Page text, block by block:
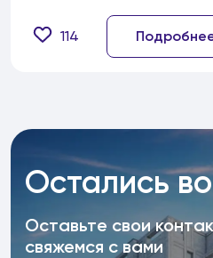
114
Остались
Оставьте свои
свяжемся с вами